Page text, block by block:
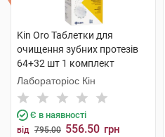
Kin Oro Таблетки для
очищення зубних протезів
64+32 шт 1 комплект
Лабораторіос Кін
Є в наявності
від 795.00 556.50 грн